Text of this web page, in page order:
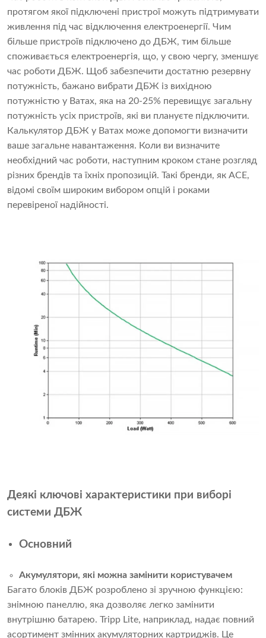
протягом якої підключені пристрої можуть підтримувати
живлення під час відключення електроенергії. Чим
більше пристроїв підключено до ДБЖ, тим більше
споживається електроенергія, що, у свою чергу, зменшує
час роботи ДБЖ. Щоб забезпечити достатню резервну
потужність, бажано вибрати ДБЖ із вихідною
потужністю у Ватах, яка на 20-25% перевищує загальну
потужність усіх пристроїв, які ви плануєте підключити.
Калькулятор ДБЖ у Ватах може допомогти визначити
ваше загальне навантаження. Коли ви визначите
необхідний час роботи, наступним кроком стане розгляд
різних брендів та їхніх пропозицій. Такі бренди, як ACE,
відомі своїм широким вибором опцій і роками
перевіреної надійності.
Деякі ключові характеристики при виборі
системи ДБЖ
Основний
Акумулятори, які можна замінити користувачем
Багато блоків ДБЖ розроблено зі зручною функцією:
знімною панеллю, яка дозволяє легко замінити
внутрішню батарею. Tripp Lite, наприклад, надає повний
асортимент змінних акумуляторних картриджів. Це